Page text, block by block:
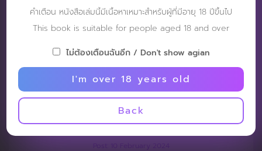
RATING :
aiOhm
คำเตือน หนังสือเล่มนี้มีเนื้อหาเหมาะสำหรับผู้ที่มีอายุ 18 ปีขึ้นไป
This book is suitable for people aged 18 and over
ไม่ต้องเตือนฉันอีก / Don't show agian
I'm over 18 years old
Back